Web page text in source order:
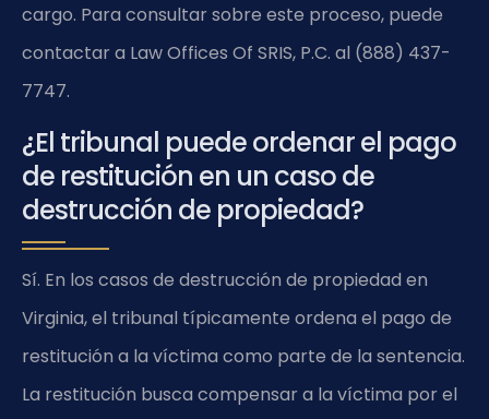
cargo. Para consultar sobre este proceso, puede
contactar a Law Offices Of SRIS, P.C. al (888) 437-
7747.
¿El tribunal puede ordenar el pago
de restitución en un caso de
destrucción de propiedad?
Sí. En los casos de destrucción de propiedad en
Virginia, el tribunal típicamente ordena el pago de
restitución a la víctima como parte de la sentencia.
La restitución busca compensar a la víctima por el